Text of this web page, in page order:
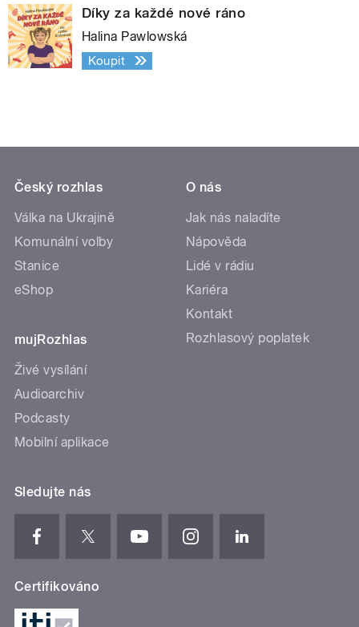
Díky za každé nové ráno
Halina Pawlowská
Koupit
Český rozhlas
Válka na Ukrajině
Komunální volby
Stanice
eShop
mujRozhlas
Živé vysílání
Audioarchiv
Podcasty
Mobilní aplikace
O nás
Jak nás naladíte
Nápověda
Lidé v rádiu
Kariéra
Kontakt
Rozhlasový poplatek
Sledujte nás
Certifikováno